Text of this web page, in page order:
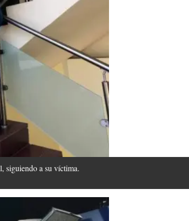
siguiendo a su víctima.